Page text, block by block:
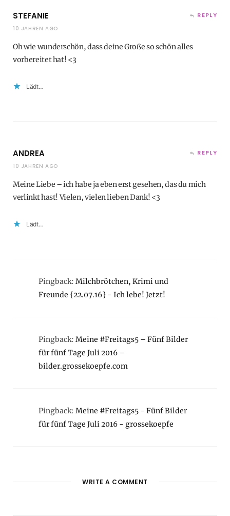
STEFANIE
10 JAHREN AGO
REPLY
Oh wie wunderschön, dass deine Große so schön alles
vorbereitet hat! <3
Lädt…
ANDREA
10 JAHREN AGO
REPLY
Meine Liebe – ich habe ja eben erst gesehen, das du mich
verlinkt hast! Vielen, vielen lieben Dank! <3
Lädt…
Pingback: Milchbrötchen, Krimi und
Freunde {22.07.16} - Ich lebe! Jetzt!
Pingback: Meine #Freitags5 – Fünf Bilder
für fünf Tage Juli 2016 –
bilder.grossekoepfe.com
Pingback: Meine #Freitags5 - Fünf Bilder
für fünf Tage Juli 2016 - grossekoepfe
WRITE A COMMENT